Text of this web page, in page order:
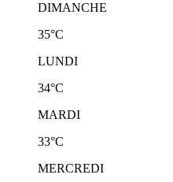
DIMANCHE
35°C
LUNDI
34°C
MARDI
33°C
MERCREDI